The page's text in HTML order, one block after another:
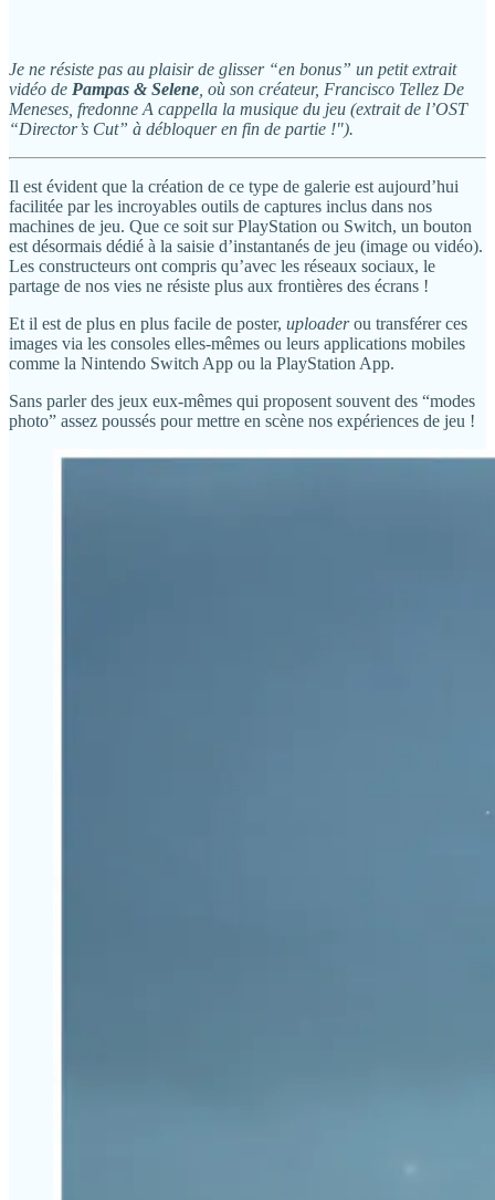
Je ne résiste pas au plaisir de glisser “en bonus” un petit extrait
vidéo de Pampas & Selene , où son créateur, Francisco Tellez De
Meneses, fredonne A cappella la musique du jeu (extrait de l’OST
“Director’s Cut” à débloquer en fin de partie !").
Il est évident que la création de ce type de galerie est aujourd’hui
facilitée par les incroyables outils de captures inclus dans nos
machines de jeu. Que ce soit sur PlayStation ou Switch, un bouton
est désormais dédié à la saisie d’instantanés de jeu (image ou vidéo).
Les constructeurs ont compris qu’avec les réseaux sociaux, le
partage de nos vies ne résiste plus aux frontières des écrans !
Et il est de plus en plus facile de poster, uploaderou transférer ces
images via les consoles elles-mêmes ou leurs applications mobiles
comme la Nintendo Switch App ou la PlayStation App.
Sans parler des jeux eux-mêmes qui proposent souvent des “modes
photo” assez poussés pour mettre en scène nos expériences de jeu !